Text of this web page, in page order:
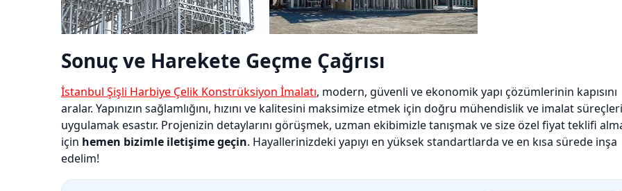
Sonuç ve Harekete Geçme Çağrısı
İstanbul Şişli Harbiye Çelik Konstrüksiyon İmalatı, modern, güvenli ve ekonomik yapı çözümlerinin kapısını
aralar. Yapınızın sağlamlığını, hızını ve kalitesini maksimize etmek için doğru mühendislik ve imalat
uygulamak esastır. Projenizin detaylarını görüşmek, uzman ekibimizle tanışmak ve size özel fiyat teklifi
için hemen bizimle iletişime geçin. Hayallerinizdeki yapıyı en yüksek standartlarda ve en kısa sürede inşa
edelim!